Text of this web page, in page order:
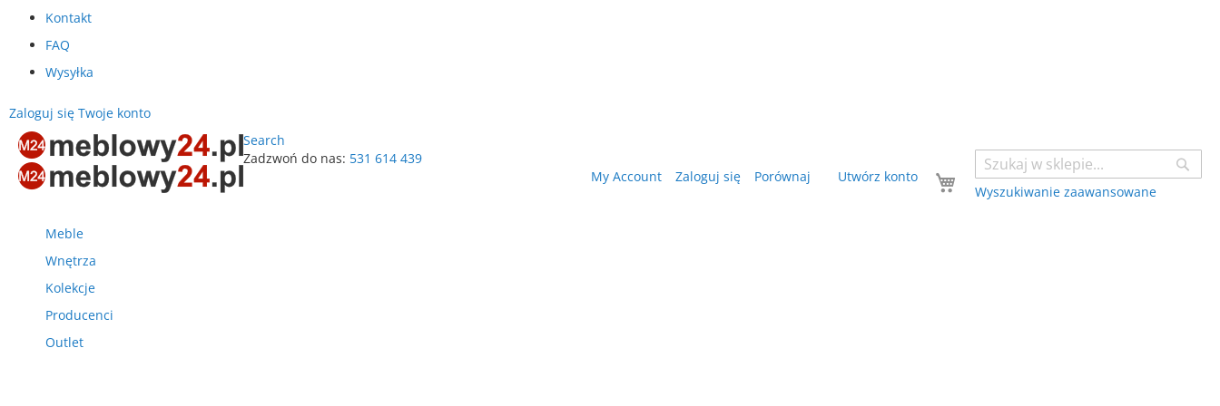
Kontakt
FAQ
Wysyłka
Zaloguj się Twoje konto
Search
Wyszukiwanie zaawansowane
Zadzwoń do nas: 531 614 439
Twój koszyk
My Account Zaloguj się Porównaj Utwórz konto
Meble
Wnętrza
Kolekcje
Producenci
Outlet